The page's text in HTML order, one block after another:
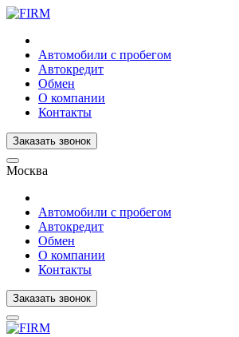
Автомобили с пробегом
Автокредит
Обмен
О компании
Контакты
Заказать звонок
Москва
Автомобили с пробегом
Автокредит
Обмен
О компании
Контакты
Заказать звонок